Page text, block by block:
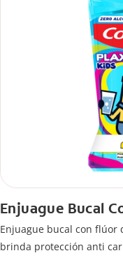
Enjuague Bucal
Enjuague bucal con flúor
brinda protección anti